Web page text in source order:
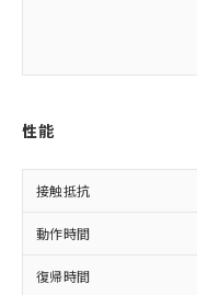
性能
接触抵抗
動作時間
復帰時間ご利用条
対応済み：
非含有に対応
対応予定：EU
有に対応した
商品です。